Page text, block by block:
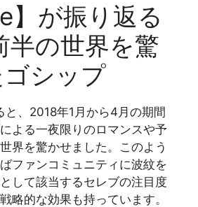
】が振り返る
半の世界を驚
シップ
と、2018年1月から4月の期間
よる一夜限りのロマンスや予
界を驚かせました。このよう
ファンコミュニティに波紋を
して該当するセレブの注目度
略的な効果も持っています。